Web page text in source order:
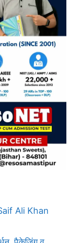
Ali Khan